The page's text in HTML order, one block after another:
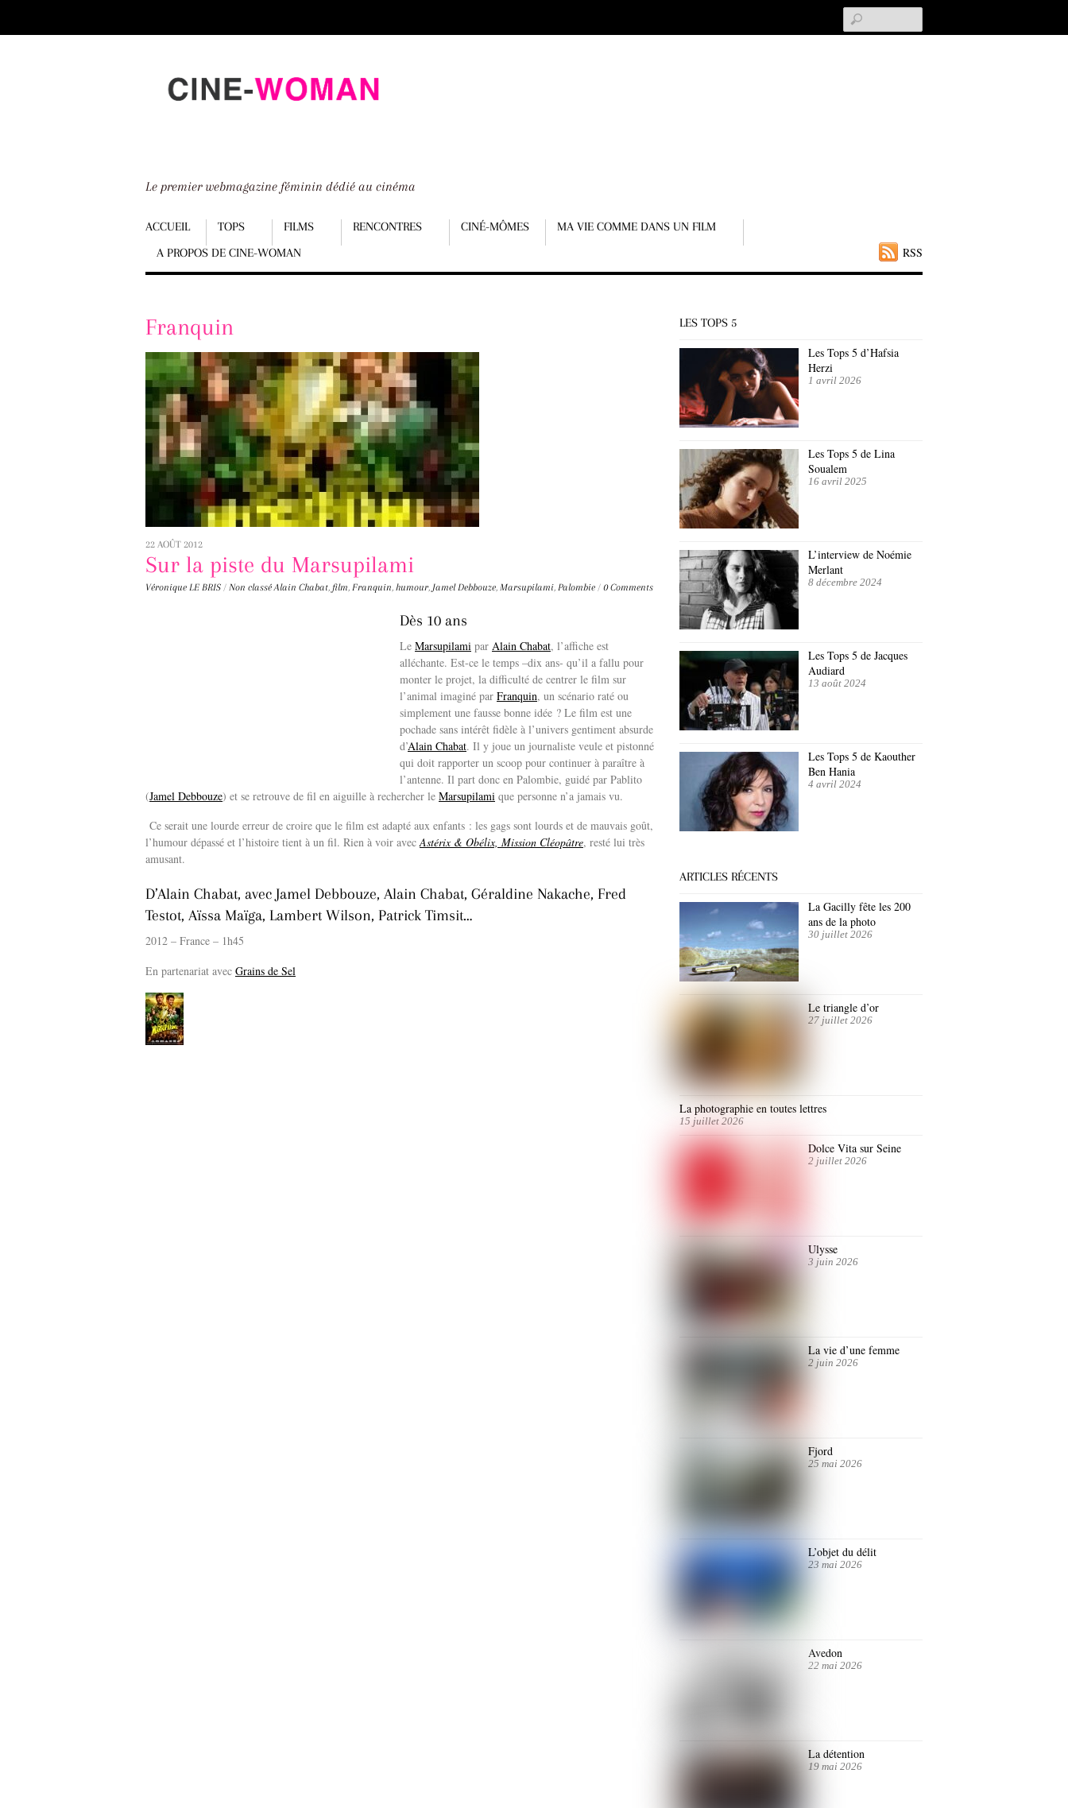
down
Le premier webmagazine féminin dédié au cinéma
RSS
Menu
ACCUEIL TOPS FILMS RENCONTRES CINÉ-MÔMES
MA VIE COMME DANS UN FILM
A PROPOS DE CINE-WOMAN
Scroll
content
Franquin
22 AOÛT 2012
Sur la piste du Marsupilami
Véronique LE BRIS / Non classé Alain Chabat, film, Franquin, humour, Jamel Debbouze, Marsupilami, Palombie / 0 Comments
Dès 10 ans
Le Marsupilami par Alain Chabat, l’affiche est
alléchante. Est-ce le temps –dix ans- qu’il a fallu pour
monter le projet, la difficulté de centrer le film sur
l’animal imaginé par Franquin, un scénario raté ou
simplement une fausse bonne idée ? Le film est une
pochade sans intérêt fidèle à l’univers gentiment absurde
d’Alain Chabat. Il y joue un journaliste veule et pistonné
qui doit rapporter un scoop pour continuer à paraître à
l’antenne. Il part donc en Palombie, guidé par Pablito
(Jamel Debbouze) et se retrouve de fil en aiguille à rechercher le Marsupilami que personne n’a jamais vu.
Ce serait une lourde erreur de croire que le film est adapté aux enfants : les gags sont lourds et de mauvais goût,
l’humour dépassé et l’histoire tient à un fil. Rien à voir avecAstérix & Obélix, Mission Cléopâtre, resté lui très
amusant.
D’Alain Chabat, avec Jamel Debbouze, Alain Chabat, Géraldine Nakache, Fred
Testot, Aïssa Maïga, Lambert Wilson, Patrick Timsit…
2012 – France – 1h45
En partenariat avec Grains de Sel
LES TOPS 5
Les Tops 5 d’Hafsia
Herzi
1 avril 2026
Les Tops 5 de Lina
Soualem
16 avril 2025
L’interview de Noémie
Merlant
8 décembre 2024
Les Tops 5 de Jacques
Audiard
13 août 2024
Les Tops 5 de Kaouther
Ben Hania
4 avril 2024
ARTICLES RÉCENTS
La Gacilly fête les 200
ans de la photo
30 juillet 2026
Le triangle d’or
27 juillet 2026
La photographie en toutes lettres
15 juillet 2026
Dolce Vita sur Seine
2 juillet 2026
Ulysse
3 juin 2026
La vie d’une femme
2 juin 2026
Fjord
25 mai 2026
L’objet du délit
23 mai 2026
Avedon
22 mai 2026
La détention
19 mai 2026